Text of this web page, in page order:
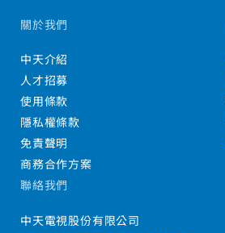
關於我們
中天介紹
人才招募
使用條款
隱私權條款
免責聲明
商務合作方案
聯絡我們
中天電視股份有限公司